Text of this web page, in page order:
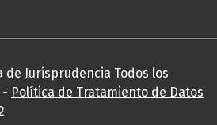
de Jurisprudencia Todos los
- Política de Tratamiento de Datos